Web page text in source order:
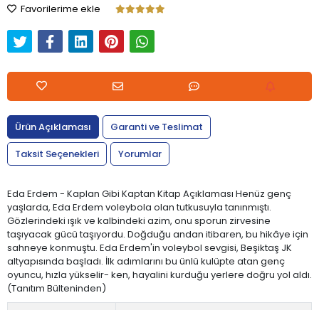
Favorilerime ekle
Ürün Açıklaması
Garanti ve Teslimat
Taksit Seçenekleri
Yorumlar
Eda Erdem - Kaplan Gibi Kaptan Kitap Açıklaması Henüz genç
yaşlarda, Eda Erdem voleybola olan tutkusuyla tanınmıştı.
Gözlerindeki ışık ve kalbindeki azim, onu sporun zirvesine
taşıyacak gücü taşıyordu. Doğduğu andan itibaren, bu hikâye için
sahneye konmuştu. Eda Erdem'in voleybol sevgisi, Beşiktaş JK
altyapısında başladı. İlk adımlarını bu ünlü kulüpte atan genç
oyuncu, hızla yükselir- ken, hayalini kurduğu yerlere doğru yol aldı.
(Tanıtım Bülteninden)